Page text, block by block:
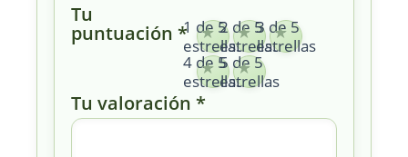
Tu
puntuación *1 de 5
estrellas
2 de 5
estrellas
3 de 5
estrellas
4 de 5
estrellas
5 de 5
estrellas
Tu valoración *